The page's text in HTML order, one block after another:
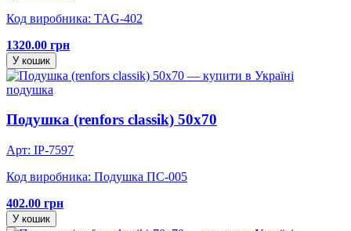
Код виробника: TAG-402
1320.00 грн
У кошик
подушка
Подушка (renfors classik) 50х70
Арт: IP-7597
Код виробника: Подушка ПС-005
402.00 грн
У кошик